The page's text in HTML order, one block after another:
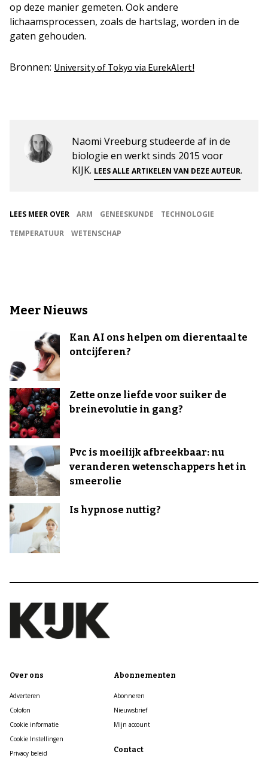
op deze manier gemeten. Ook andere
lichaamsprocessen, zoals de hartslag, worden in de
gaten gehouden.
Bronnen: University of Tokyo via EurekAlert!
Naomi Vreeburg studeerde af in de
biologie en werkt sinds 2015 voor
KIJK. LEES ALLE ARTIKELEN VAN DEZE AUTEUR.
LEES MEER OVER ARM GENEESKUNDE
TECHNOLOGIE
TEMPERATUUR
WETENSCHAP
Meer Nieuws
Kan AI ons helpen om dierentaal te
ontcijferen?
Zette onze liefde voor suiker de
breinevolutie in gang?
Pvc is moeilijk afbreekbaar: nu
veranderen wetenschappers het in
smeerolie
Is hypnose nuttig?
Over ons
Adverteren
Colofon
Cookie informatie
Cookie Instellingen
Privacy beleid
Abonnementen
Abonneren
Nieuwsbrief
Mijn account
Contact